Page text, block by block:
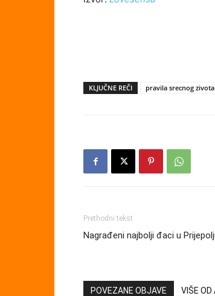
KLJUČNE REČI pravila srecnog zivota
Prethodni tekst
Nagrađeni najbolji đaci u
POVEZANE OBJAVE VIŠE